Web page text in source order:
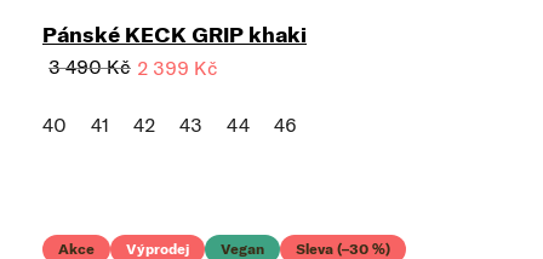
Pánské KECK GRIP khaki
3 490 Kč 2 399 Kč
40 41 42 43 44 46
Akce Výprodej Vegan Sleva (–30 %)